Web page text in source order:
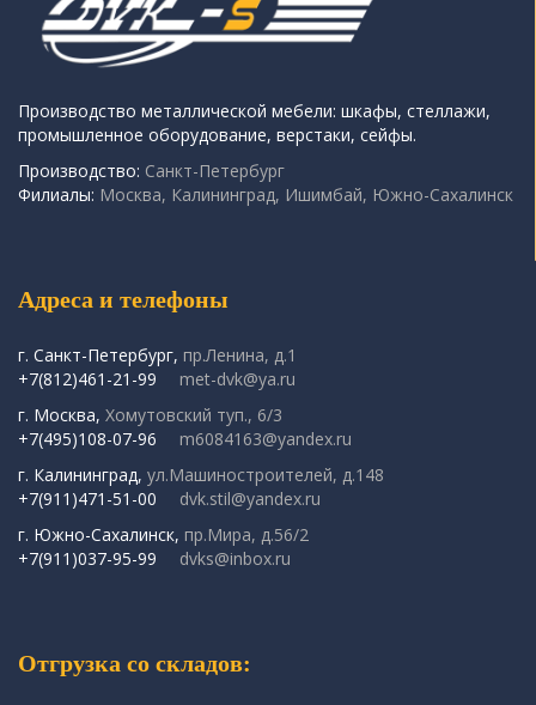
Производство металлической мебели: шкафы, стеллажи,
промышленное оборудование, верстаки, сейфы.
Производство: Санкт-Петербург
Филиалы: Москва, Калининград, Ишимбай, Южно-Сахалинск
Адреса и телефоны
г. Санкт-Петербург, пр.Ленина, д.1
+7(812)461-21-99
met-dvk@ya.ru
г. Москва, Хомутовский туп., 6/3
+7(495)108-07-96
m6084163@yandex.ru
г. Калининград, ул.Машиностроителей, д.148
+7(911)471-51-00
dvk.stil@yandex.ru
г. Южно-Сахалинск, пр.Мира, д.56/2
+7(911)037-95-99
dvks@inbox.ru
Отгрузка со складов: